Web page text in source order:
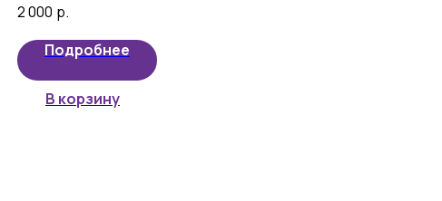
частью реальности вашего ребенка!
2 000 р.
Подробнее
В корзину